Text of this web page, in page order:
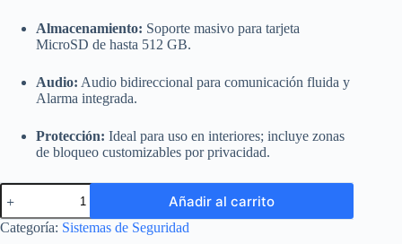
Almacenamiento: Soporte masivo para tarjeta
MicroSD de hasta 512 GB.
Audio: Audio bidireccional para comunicación fluida y
Alarma integrada.
Protección: Ideal para uso en interiores; incluye zonas
de bloqueo customizables por privacidad.
TP-
Link
Tapo
C110
Añadir al carrito
Categoría: Sistemas de Seguridad